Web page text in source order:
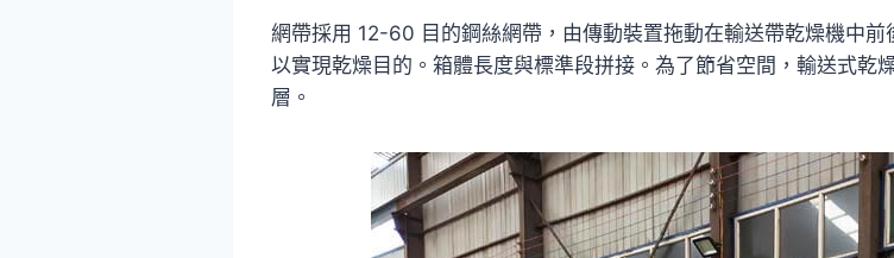
網帶採用 12-60 目的鋼絲網帶，由傳動裝置拖動在輸送帶乾燥機中前
以實現乾燥目的。箱體長度與標準段拼接。為了節省空間，輸送式乾
層。